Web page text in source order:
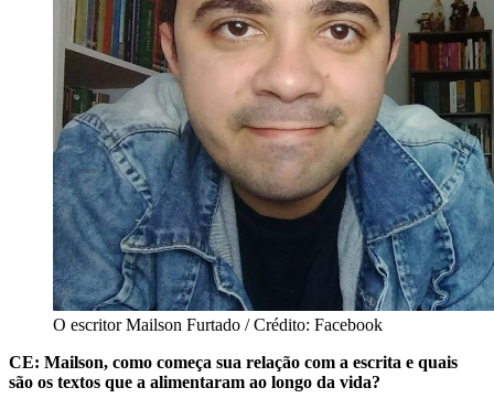
O escritor Mailson Furtado / Crédito: Facebook
CE: Mailson, como começa sua relação com a escrita e quais
são os textos que a alimentaram ao longo da vida?